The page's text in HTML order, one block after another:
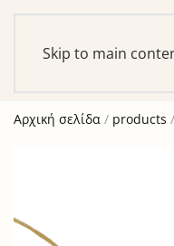
ελέγχου — καμία
Skip to main
Αρχική σελίδα / products /